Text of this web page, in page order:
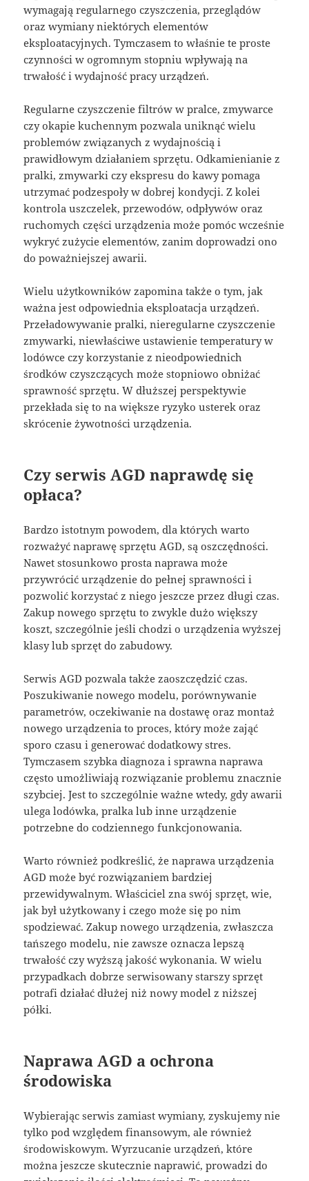
wymagają regularnego czyszczenia, przeglądów
oraz wymiany niektórych elementów
eksploatacyjnych. Tymczasem to właśnie te proste
czynności w ogromnym stopniu wpływają na
trwałość i wydajność pracy urządzeń.
Regularne czyszczenie filtrów w pralce, zmywarce
czy okapie kuchennym pozwala uniknąć wielu
problemów związanych z wydajnością i
prawidłowym działaniem sprzętu. Odkamienianie z
pralki, zmywarki czy ekspresu do kawy pomaga
utrzymać podzespoły w dobrej kondycji. Z kolei
kontrola uszczelek, przewodów, odpływów oraz
ruchomych części urządzenia może pomóc wcześnie
wykryć zużycie elementów, zanim doprowadzi ono
do poważniejszej awarii.
Wielu użytkowników zapomina także o tym, jak
ważna jest odpowiednia eksploatacja urządzeń.
Przeładowywanie pralki, nieregularne czyszczenie
zmywarki, niewłaściwe ustawienie temperatury w
lodówce czy korzystanie z nieodpowiednich
środków czyszczących może stopniowo obniżać
sprawność sprzętu. W dłuższej perspektywie
przekłada się to na większe ryzyko usterek oraz
skrócenie żywotności urządzenia.
Czy serwis AGD naprawdę się
opłaca?
Bardzo istotnym powodem, dla których warto
rozważyć naprawę sprzętu AGD, są oszczędności.
Nawet stosunkowo prosta naprawa może
przywrócić urządzenie do pełnej sprawności i
pozwolić korzystać z niego jeszcze przez długi czas.
Zakup nowego sprzętu to zwykle dużo większy
koszt, szczególnie jeśli chodzi o urządzenia wyższej
klasy lub sprzęt do zabudowy.
Serwis AGD pozwala także zaoszczędzić czas.
Poszukiwanie nowego modelu, porównywanie
parametrów, oczekiwanie na dostawę oraz montaż
nowego urządzenia to proces, który może zająć
sporo czasu i generować dodatkowy stres.
Tymczasem szybka diagnoza i sprawna naprawa
często umożliwiają rozwiązanie problemu znacznie
szybciej. Jest to szczególnie ważne wtedy, gdy awarii
ulega lodówka, pralka lub inne urządzenie
potrzebne do codziennego funkcjonowania.
Warto również podkreślić, że naprawa urządzenia
AGD może być rozwiązaniem bardziej
przewidywalnym. Właściciel zna swój sprzęt, wie,
jak był użytkowany i czego może się po nim
spodziewać. Zakup nowego urządzenia, zwłaszcza
tańszego modelu, nie zawsze oznacza lepszą
trwałość czy wyższą jakość wykonania. W wielu
przypadkach dobrze serwisowany starszy sprzęt
potrafi działać dłużej niż nowy model z niższej
półki.
Naprawa AGD a ochrona
środowiska
Wybierając serwis zamiast wymiany, zyskujemy nie
tylko pod względem finansowym, ale również
środowiskowym. Wyrzucanie urządzeń, które
można jeszcze skutecznie naprawić, prowadzi do